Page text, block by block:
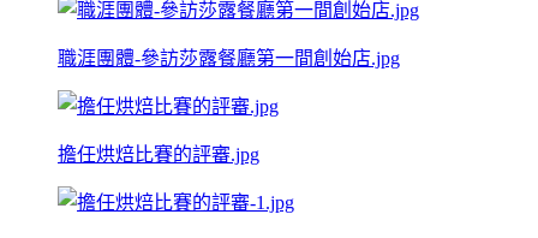
職涯團體-參訪莎露餐廳第一間創始店.jpg
擔任烘焙比賽的評審.jpg